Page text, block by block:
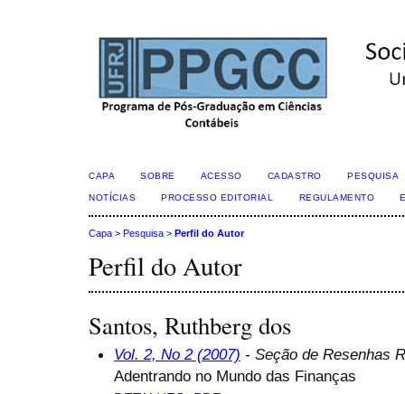
CAPA SOBRE ACESSO CADASTRO PESQUISA
NOTÍCIAS PROCESSO EDITORIAL REGULAMENTO
Capa > Pesquisa > Perfil do Autor
Perfil do Autor
Santos, Ruthberg dos
Vol. 2, No 2 (2007) - Seção de Resenhas
Adentrando no Mundo das Finanças